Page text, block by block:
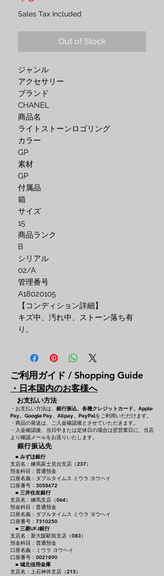
Sales Tax Included
Out of Stock
ジャンル
アクセサリー
ブランド
CHANEL
商品名
ライトストーンロゴリング
カラー
GP
素材
GP
付属品
箱
サイズ
15
商品ランク
B
シリアル
02/A
管理番号
A18020105
【コンディション詳細】
キズ中、汚れ中、ストーン落ち有
り。
ご利用ガイド / Shopping Guide
・日本国内のお客様へ
お支払い方法
・お支払い方法は、 銀行振込、各種クレジットカード、 Apple
Pay、Google Pay、Alipay、PayPalをご利用いただけます。
・商品の発送は、ご入金確認後とさせていただきます。
・入金確認後、当日中または定休日の場合は翌営業日に、当店
より確認メールをお送りいたします。
銀行振込先
■ みずほ銀行
支店名：練馬富士見台支店（237）
預金科目：普通預金
口座名義：ダブルタイムス ミウラ ヨウヘイ
口座番号：3058672
■ 三井住友銀行
支店名：練馬支店（064）
預金科目：普通預金
口座名義：ダブルタイムス ミウラ ヨウヘイ
口座番号：7310250
■ 三菱UFJ銀行
支店名：新大阪駅前支店（083）
預金科目：普通預金
口座名義：ミウラ ヨウヘイ
口座番号：0021890
■ 城北信用金庫
支店名：上石神井支店（215）